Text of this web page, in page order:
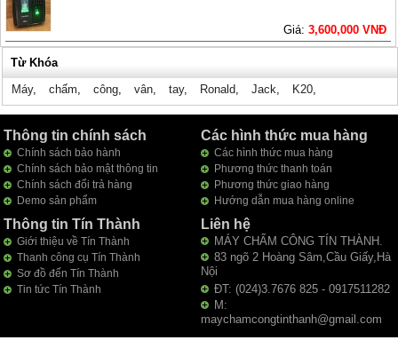
Giá:3,600,000 VNĐ
Từ Khóa
Máy, chấm, công, vân, tay, Ronald, Jack, K20,
Thông tin chính sách
Chính sách bảo hành
Chính sách bảo mật thông tin
Chính sách đổi trả hàng
Demo sản phẩm
Các hình thức mua hàng
Các hình thức mua hàng
Phương thức thanh toán
Phương thức giao hàng
Hướng dẫn mua hàng online
Thông tin Tín Thành
Giới thiệu về Tín Thành
Thanh công cụ Tín Thành
Sơ đồ đến Tín Thành
Tin tức Tín Thành
Liên hệ
MÁY CHẤM CÔNG TÍN THÀNH.
83 ngõ 2 Hoàng Sâm,Cầu Giấy,Hà
Nội
ĐT: (024)3.7676 825 - 0917511282
M:
maychamcongtinthanh@gmail.com